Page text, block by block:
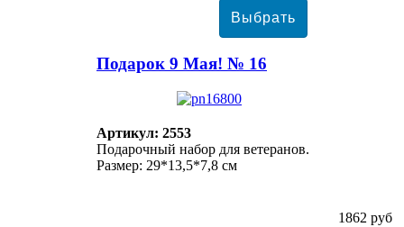
Подарок 9 Мая! № 16
Артикул: 2553
Подарочный набор для ветеранов.
Размер: 29*13,5*7,8 см
1862 руб